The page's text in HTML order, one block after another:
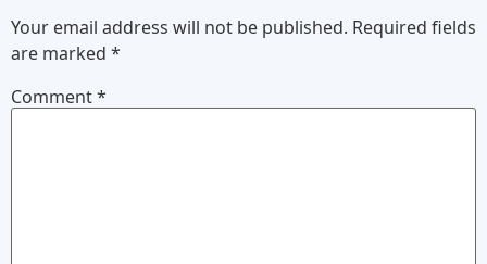
Your email address will not be published. Required fields
are marked *
Comment*